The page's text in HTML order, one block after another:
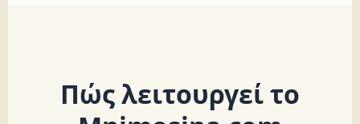
Πώς λειτουργεί το